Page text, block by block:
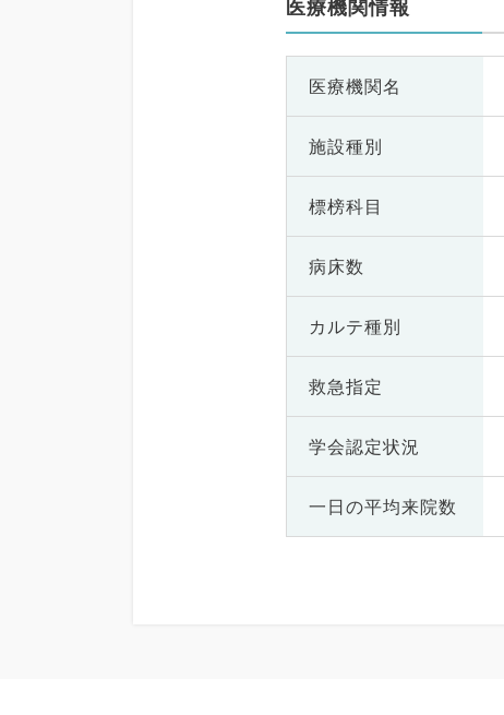
医療機関情報
医療機関名
施設種別
標榜科目
病床数
カルテ種別
救急指定
学会認定状況
一日の平均来院数